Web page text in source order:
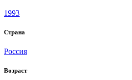
1993
Страна
Россия
Возраст